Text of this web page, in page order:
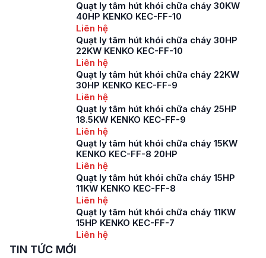
Quạt ly tâm hút khói chữa cháy 30KW
40HP KENKO KEC-FF-10
Liên hệ
Quạt ly tâm hút khói chữa cháy 30HP
22KW KENKO KEC-FF-10
Liên hệ
Quạt ly tâm hút khói chữa cháy 22KW
30HP KENKO KEC-FF-9
Liên hệ
Quạt ly tâm hút khói chữa cháy 25HP
18.5KW KENKO KEC-FF-9
Liên hệ
Quạt ly tâm hút khói chữa cháy 15KW
KENKO KEC-FF-8 20HP
Liên hệ
Quạt ly tâm hút khói chữa cháy 15HP
11KW KENKO KEC-FF-8
Liên hệ
Quạt ly tâm hút khói chữa cháy 11KW
15HP KENKO KEC-FF-7
Liên hệ
TIN TỨC MỚI